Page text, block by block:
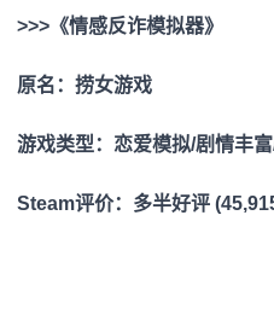
>>>《情感反诈模拟器》
原名：捞女游戏
游戏类型：恋爱模拟/剧情丰
Steam评价：多半好评